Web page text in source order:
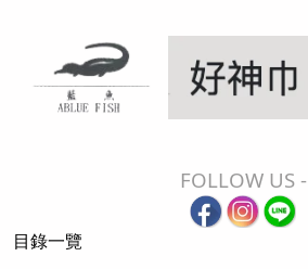
FOLLOW US -
目錄一覽